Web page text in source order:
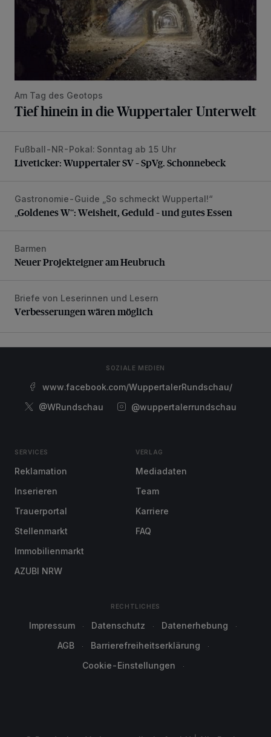
Am Tag des Geotops
Tief hinein in die Wuppertaler Unterwelt
Liveticker: Wuppertaler SV – SpVg. Schonnebeck
Fußball-NR-Pokal: Sonntag ab 15 Uhr
Liveticker: Wuppertaler SV – SpVg. Schonnebeck
„Goldenes W“: Weisheit, Geduld – und gutes Essen
Gastronomie-Guide „So schmeckt Wuppertal!“
„Goldenes W“: Weisheit, Geduld – und gutes Essen
Neuer Projekteigner am Heubruch
Barmen
Neuer Projekteigner am Heubruch
Verbesserungen wären möglich
Briefe von Leserinnen und Lesern
Verbesserungen wären möglich
SOZIALE MEDIEN
www.facebook.com/WuppertalerRundschau/
@WRundschau
@wuppertalerrundschau
SERVICES
Reklamation
Inserieren
Trauerportal
Stellenmarkt
Immobilienmarkt
AZUBI NRW
VERLAG
Mediadaten
Team
Karriere
FAQ
RECHTLICHES
Impressum Datenschutz
Datenerhebung
AGB
Barrierefreiheitserklärung
Cookie-Einstellungen